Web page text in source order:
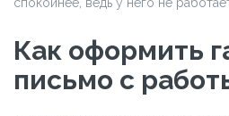
Как оформить
письмо с